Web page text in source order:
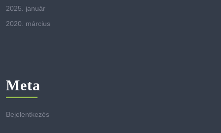
2025. január
2020. március
Meta
Bejelentkezés